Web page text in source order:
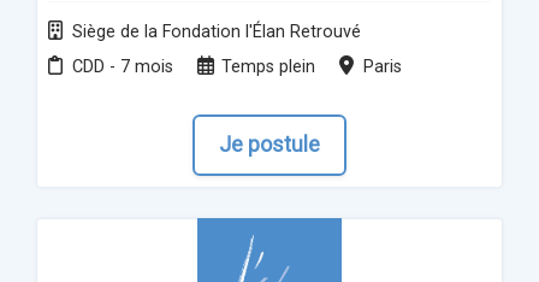
Siège de la Fondation l'Élan Retrouvé
CDD - 7 mois
Temps plein Paris
Je postule